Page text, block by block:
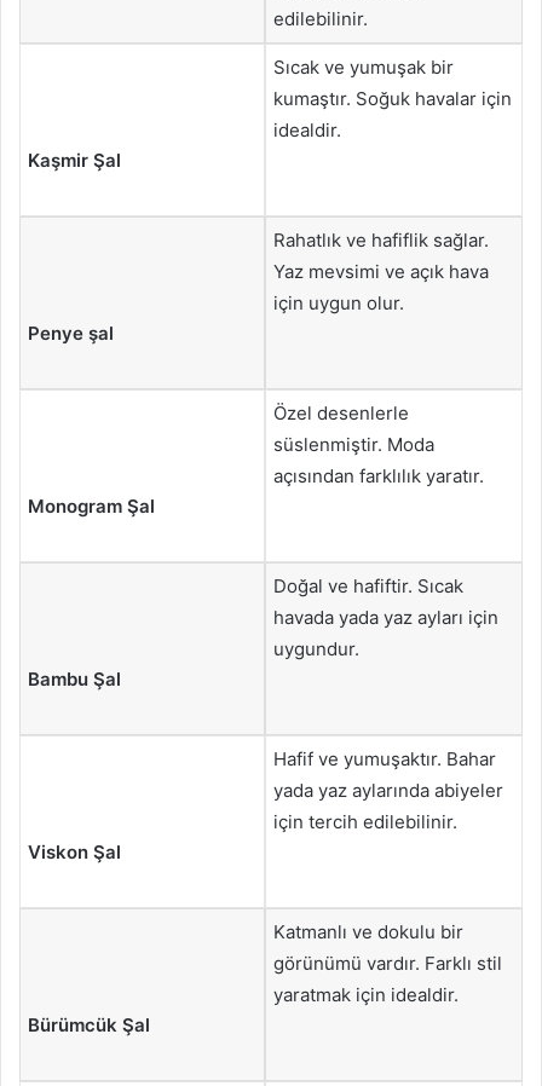
edilebilinir.
Kaşmir Şal
Sıcak ve yumuşak bir
kumaştır. Soğuk havalar için
idealdir.
Penye şal
Rahatlık ve hafiflik sağlar.
Yaz mevsimi ve açık hava
için uygun olur.
Monogram Şal
Özel desenlerle
süslenmiştir. Moda
açısından farklılık yaratır.
Bambu Şal
Doğal ve hafiftir. Sıcak
havada yada yaz ayları için
uygundur.
Viskon Şal
Hafif ve yumuşaktır. Bahar
yada yaz aylarında abiyeler
için tercih edilebilinir.
Bürümcük Şal
Katmanlı ve dokulu bir
görünümü vardır. Farklı stil
yaratmak için idealdir.